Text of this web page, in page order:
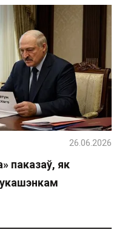
паказаў, як
26.06.2026